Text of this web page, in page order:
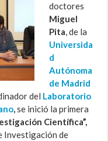
doctores
Miguel
Pita, de la
Universida
d
Autónoma
de Madrid
del Laboratorio
,se inició la primera
Científica”,
Investigación de